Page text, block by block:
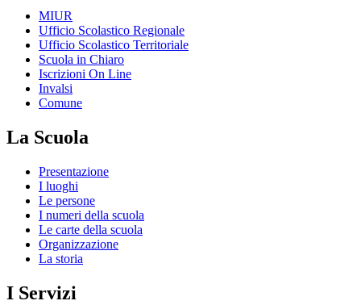
MIUR
Ufficio Scolastico Regionale
Ufficio Scolastico Territoriale
Scuola in Chiaro
Iscrizioni On Line
Invalsi
Comune
La Scuola
Presentazione
I luoghi
Le persone
I numeri della scuola
Le carte della scuola
Organizzazione
La storia
I Servizi